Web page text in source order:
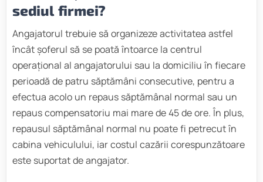
sediul firmei?
Angajatorul trebuie să organizeze activitatea astfel
încât șoferul să se poată întoarce la centrul
operațional al angajatorului sau la domiciliu în fiecare
perioadă de patru săptămâni consecutive, pentru a
efectua acolo un repaus săptămânal normal sau un
repaus compensatoriu mai mare de 45 de ore. În plus,
repausul săptămânal normal nu poate fi petrecut în
cabina vehiculului, iar costul cazării corespunzătoare
este suportat de angajator.